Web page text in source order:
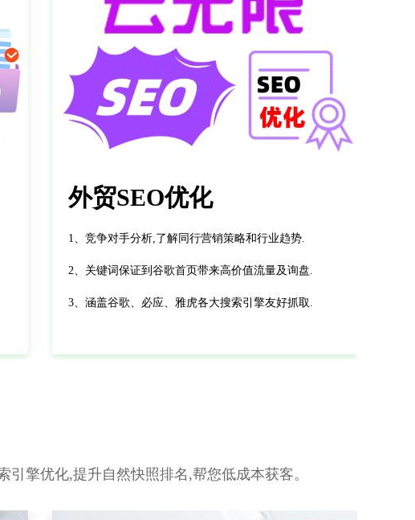
外贸SEO优化
1、竞争对手分析,了解同行营销策略和行业趋势.
2、关键词保证到谷歌首页带来高价值流量及询盘.
3、涵盖谷歌、必应、雅虎各大搜索引擎友好抓取.
擎优化,提升自然快照排名,帮您低成本获客。